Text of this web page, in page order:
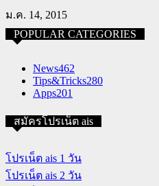
ม.ค. 14, 2015
POPULAR CATEGORIES
News462
Tips&Tricks280
Apps201
สมัครโปรเน็ต ais
โปรเน็ต ais 1 วัน
โปรเน็ต ais 2 วัน